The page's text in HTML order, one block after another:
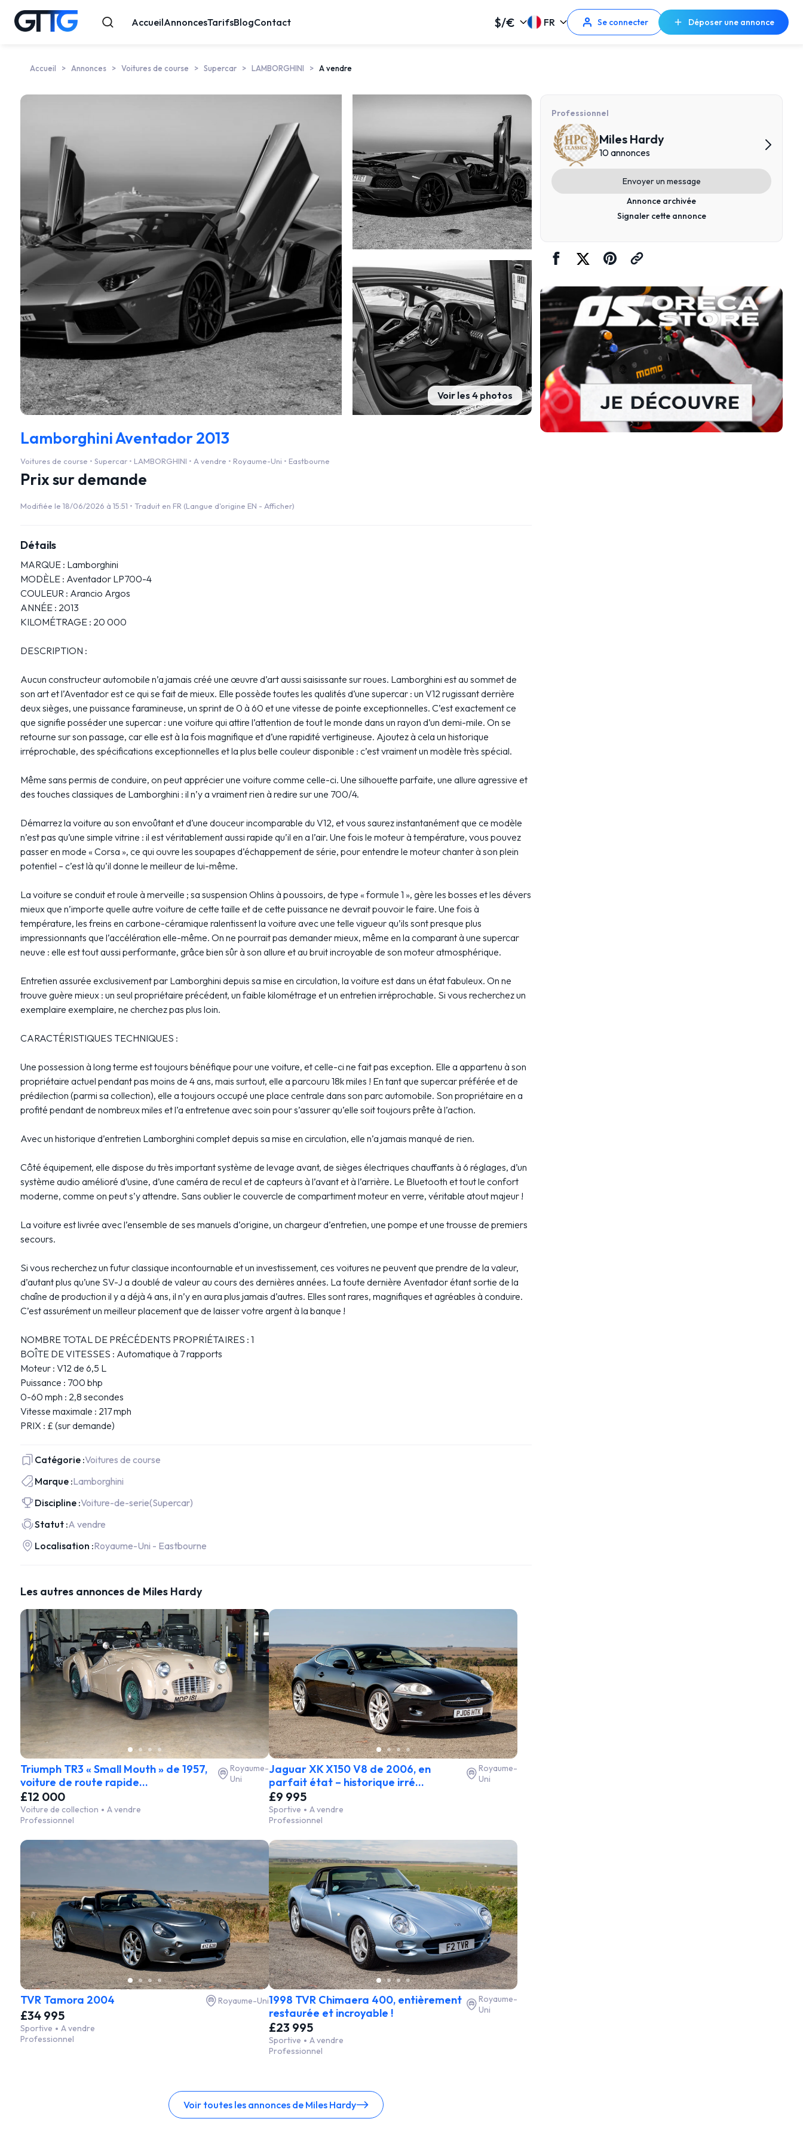
AccueilAnnoncesTarifsBlogContact $/€ FR Se connecter Déposer une annonce
Accueil Annonces Voitures de course Supercar LAMBORGHINI A vendre
Voir les 4 photos
Lamborghini Aventador 2013
Voitures de course • Supercar • LAMBORGHINI • A vendre • Royaume-Uni • Eastbourne
Prix sur demande
Modifiée le 18/06/2026 à 15:51 • Traduit en FR (Langue d'origine EN - Afficher)
Détails
MARQUE : Lamborghini
MODÈLE : Aventador LP700-4
COULEUR : Arancio Argos
ANNÉE : 2013
KILOMÉTRAGE : 20 000
DESCRIPTION :
Aucun constructeur automobile n’a jamais créé une œuvre d’art aussi saisissante sur roues. Lamborghini est au sommet de
son art et l’Aventador est ce qui se fait de mieux. Elle possède toutes les qualités d’une supercar : un V12 rugissant derrière
deux sièges, une puissance faramineuse, un sprint de 0 à 60 et une vitesse de pointe exceptionnelles. C’est exactement ce
que signifie posséder une supercar : une voiture qui attire l’attention de tout le monde dans un rayon d’un demi-mile. On se
retourne sur son passage, car elle est à la fois magnifique et d’une rapidité vertigineuse. Ajoutez à cela un historique
irréprochable, des spécifications exceptionnelles et la plus belle couleur disponible : c’est vraiment un modèle très spécial.
Même sans permis de conduire, on peut apprécier une voiture comme celle-ci. Une silhouette parfaite, une allure agressive et
des touches classiques de Lamborghini : il n’y a vraiment rien à redire sur une 700/4.
Démarrez la voiture au son envoûtant et d’une douceur incomparable du V12, et vous saurez instantanément que ce modèle
n’est pas qu’une simple vitrine : il est véritablement aussi rapide qu’il en a l’air. Une fois le moteur à température, vous pouvez
passer en mode « Corsa », ce qui ouvre les soupapes d’échappement de série, pour entendre le moteur chanter à son plein
potentiel – c’est là qu’il donne le meilleur de lui-même.
La voiture se conduit et roule à merveille ; sa suspension Ohlins à poussoirs, de type « formule 1 », gère les bosses et les dévers
mieux que n’importe quelle autre voiture de cette taille et de cette puissance ne devrait pouvoir le faire. Une fois à
température, les freins en carbone-céramique ralentissent la voiture avec une telle vigueur qu’ils sont presque plus
impressionnants que l’accélération elle-même. On ne pourrait pas demander mieux, même en la comparant à une supercar
neuve : elle est tout aussi performante, grâce bien sûr à son allure et au bruit incroyable de son moteur atmosphérique.
Entretien assurée exclusivement par Lamborghini depuis sa mise en circulation, la voiture est dans un état fabuleux. On ne
trouve guère mieux : un seul propriétaire précédent, un faible kilométrage et un entretien irréprochable. Si vous recherchez un
exemplaire exemplaire, ne cherchez pas plus loin.
CARACTÉRISTIQUES TECHNIQUES :
Une possession à long terme est toujours bénéfique pour une voiture, et celle-ci ne fait pas exception. Elle a appartenu à son
propriétaire actuel pendant pas moins de 4 ans, mais surtout, elle a parcouru 18k miles ! En tant que supercar préférée et de
prédilection (parmi sa collection), elle a toujours occupé une place centrale dans son parc automobile. Son propriétaire en a
profité pendant de nombreux miles et l’a entretenue avec soin pour s’assurer qu’elle soit toujours prête à l’action.
Avec un historique d’entretien Lamborghini complet depuis sa mise en circulation, elle n’a jamais manqué de rien.
Côté équipement, elle dispose du très important système de levage avant, de sièges électriques chauffants à 6 réglages, d’un
système audio amélioré d’usine, d’une caméra de recul et de capteurs à l’avant et à l’arrière. Le Bluetooth et tout le confort
moderne, comme on peut s’y attendre. Sans oublier le couvercle de compartiment moteur en verre, véritable atout majeur !
La voiture est livrée avec l’ensemble de ses manuels d’origine, un chargeur d’entretien, une pompe et une trousse de premiers
secours.
Si vous recherchez un futur classique incontournable et un investissement, ces voitures ne peuvent que prendre de la valeur,
d’autant plus qu’une SV-J a doublé de valeur au cours des dernières années. La toute dernière Aventador étant sortie de la
chaîne de production il y a déjà 4 ans, il n’y en aura plus jamais d’autres. Elles sont rares, magnifiques et agréables à conduire.
C’est assurément un meilleur placement que de laisser votre argent à la banque !
NOMBRE TOTAL DE PRÉCÉDENTS PROPRIÉTAIRES : 1
BOÎTE DE VITESSES : Automatique à 7 rapports
Moteur : V12 de 6,5 L
Puissance : 700 bhp
0-60 mph : 2,8 secondes
Vitesse maximale : 217 mph
PRIX : £ (sur demande)
Catégorie :Voitures de course
Marque :Lamborghini
Discipline :Voiture-de-serie(Supercar)
Statut :A vendre
Localisation :Royaume-Uni - Eastbourne
Les autres annonces de Miles Hardy
Triumph TR3 « Small Mouth » de 1957,
voiture de route rapide...
Royaume-
Uni
£12 000
Voiture de collection
A vendre
Professionnel
Jaguar XK X150 V8 de 2006, en
parfait état – historique irré...
Royaume-
Uni
£9 995
Sportive
A vendre
Professionnel
TVR Tamora 2004 Royaume-Uni
£34 995
Sportive
A vendre
Professionnel
1998 TVR Chimaera 400, entièrement
restaurée et incroyable !
Royaume-
Uni
£23 995
Sportive
A vendre
Professionnel
Voir toutes les annonces de Miles Hardy
Professionnel
Miles Hardy
10 annonces
Envoyer un message
Annonce archivée
Signaler cette annonce